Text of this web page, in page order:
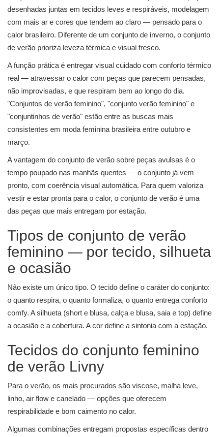
desenhadas juntas em tecidos leves e respiráveis, modelagem
com mais ar e cores que tendem ao claro — pensado para o
calor brasileiro. Diferente de um conjunto de inverno, o conjunto
de verão prioriza leveza térmica e visual fresco.
A função prática é entregar visual cuidado com conforto térmico
real — atravessar o calor com peças que parecem pensadas,
não improvisadas, e que respiram bem ao longo do dia.
"Conjuntos de verão feminino", "conjunto verão feminino" e
"conjuntinhos de verão" estão entre as buscas mais
consistentes em moda feminina brasileira entre outubro e
março.
A vantagem do conjunto de verão sobre peças avulsas é o
tempo poupado nas manhãs quentes — o conjunto já vem
pronto, com coerência visual automática. Para quem valoriza
vestir e estar pronta para o calor, o conjunto de verão é uma
das peças que mais entregam por estação.
Tipos de conjunto de verão
feminino — por tecido, silhueta
e ocasião
Não existe um único tipo. O tecido define o caráter do conjunto:
o quanto respira, o quanto formaliza, o quanto entrega conforto
comfy. A silhueta (short e blusa, calça e blusa, saia e top) define
a ocasião e a cobertura. A cor define a sintonia com a estação.
Tecidos do conjunto feminino
de verão Livny
Para o verão, os mais procurados são viscose, malha leve,
linho, air flow e canelado — opções que oferecem
respirabilidade e bom caimento no calor.
Algumas combinações entregam propostas específicas dentro